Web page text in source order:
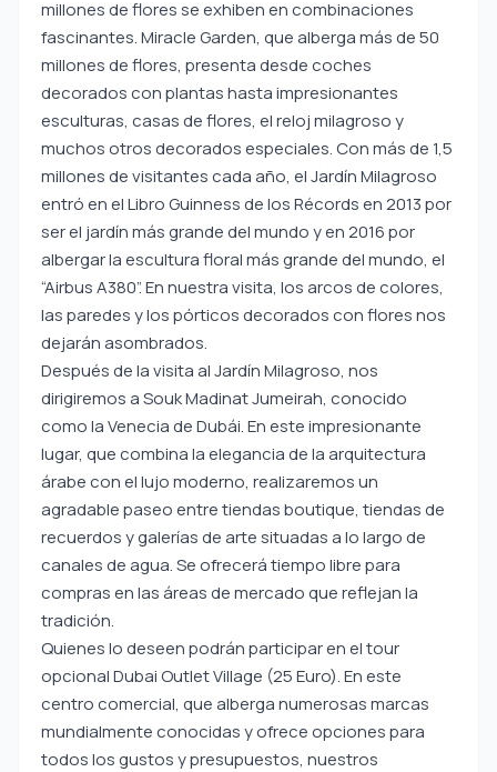
millones de flores se exhiben en combinaciones
fascinantes. Miracle Garden, que alberga más de 50
millones de flores, presenta desde coches
decorados con plantas hasta impresionantes
esculturas, casas de flores, el reloj milagroso y
muchos otros decorados especiales. Con más de 1,5
millones de visitantes cada año, el Jardín Milagroso
entró en el Libro Guinness de los Récords en 2013 por
ser el jardín más grande del mundo y en 2016 por
albergar la escultura floral más grande del mundo, el
“Airbus A380”. En nuestra visita, los arcos de colores,
las paredes y los pórticos decorados con flores nos
dejarán asombrados.
Después de la visita al Jardín Milagroso, nos
dirigiremos a Souk Madinat Jumeirah, conocido
como la Venecia de Dubái. En este impresionante
lugar, que combina la elegancia de la arquitectura
árabe con el lujo moderno, realizaremos un
agradable paseo entre tiendas boutique, tiendas de
recuerdos y galerías de arte situadas a lo largo de
canales de agua. Se ofrecerá tiempo libre para
compras en las áreas de mercado que reflejan la
tradición.
Quienes lo deseen podrán participar en el tour
opcional Dubai Outlet Village (25 Euro). En este
centro comercial, que alberga numerosas marcas
mundialmente conocidas y ofrece opciones para
todos los gustos y presupuestos, nuestros